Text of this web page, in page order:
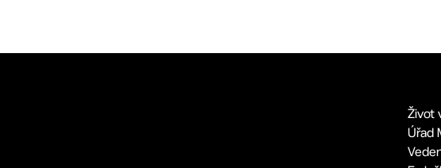
Život
Úřad